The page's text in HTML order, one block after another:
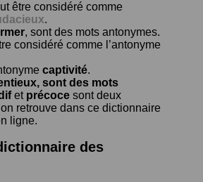
être considéré comme
.
, sont des mots antonymes.
considéré comme l’antonyme
captivité.
, sont des mots
et précoce sont deux
retrouve dans ce dictionnaire
ligne.
des